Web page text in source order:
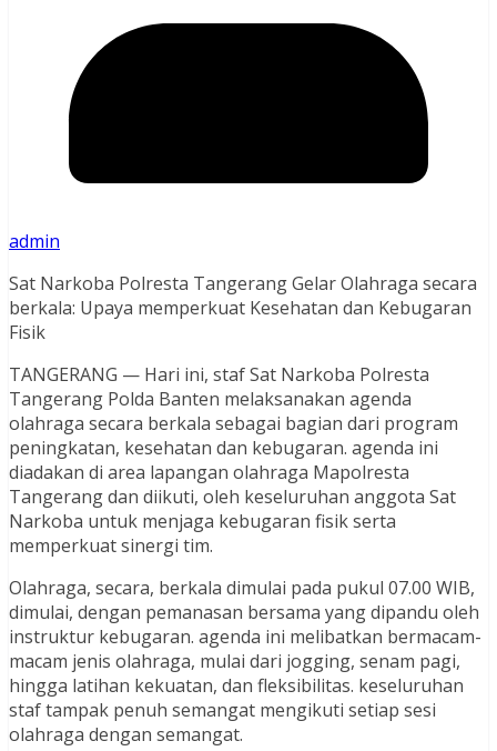
admin
Sat Narkoba Polresta Tangerang Gelar Olahraga secara
berkala: Upaya memperkuat Kesehatan dan Kebugaran
Fisik
TANGERANG — Hari ini, staf Sat Narkoba Polresta
Tangerang Polda Banten melaksanakan agenda
olahraga secara berkala sebagai bagian dari program
peningkatan, kesehatan dan kebugaran. agenda ini
diadakan di area lapangan olahraga Mapolresta
Tangerang dan diikuti, oleh keseluruhan anggota Sat
Narkoba untuk menjaga kebugaran fisik serta
memperkuat sinergi tim.
Olahraga, secara, berkala dimulai pada pukul 07.00 WIB,
dimulai, dengan pemanasan bersama yang dipandu oleh
instruktur kebugaran. agenda ini melibatkan bermacam-
macam jenis olahraga, mulai dari jogging, senam pagi,
hingga latihan kekuatan, dan fleksibilitas. keseluruhan
staf tampak penuh semangat mengikuti setiap sesi
olahraga dengan semangat.